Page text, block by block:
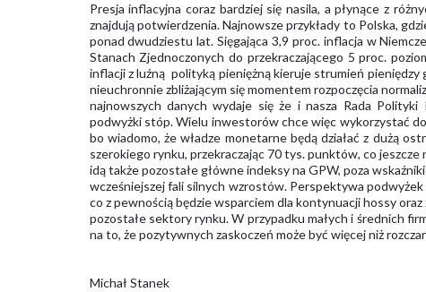
Presja inflacyjna coraz bardziej się nasila, a płynące z
znajdują potwierdzenia. Najnowsze przykłady to Polska,
ponad dwudziestu lat. Sięgająca 3,9 proc. inflacja w
Stanach Zjednoczonych do przekraczającego 5 proc.
inflacji z luźną polityką pieniężną kieruje strumień pieniędzy
nieuchronnie zbliżającym się momentem rozpoczęcia
najnowszych danych wydaje się że i nasza Rada
podwyżki stóp. Wielu inwestorów chce więc wykorzystać
bo wiadomo, że władze monetarne będą działać z dużą
szerokiego rynku, przekraczając 70 tys. punktów, co
idą także pozostałe główne indeksy na GPW, poza
wcześniejszej fali silnych wzrostów. Perspektywa
co z pewnością będzie wsparciem dla kontynuacji hossy
pozostałe sektory rynku. W przypadku małych i średnich
na to, że pozytywnych zaskoczeń może być więcej niż
Michał Stanek